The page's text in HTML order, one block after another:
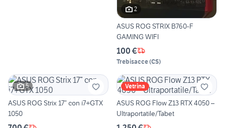
2
ASUS ROG STRIX B760-F
GAMING WIFI
100 €
Trebisacce(CS)
5
ASUS ROG Strix 17” con i7+GTX
1050
Vetrina
ASUS ROG Flow Z13 RTX 4050 –
Ultraportatile/Tabet